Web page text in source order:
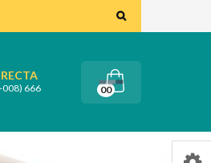
666
00